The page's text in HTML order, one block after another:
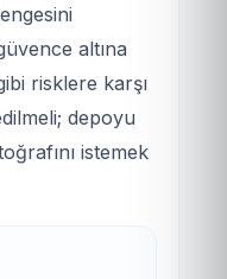
altına
risklere karşı
depoyu
istemek